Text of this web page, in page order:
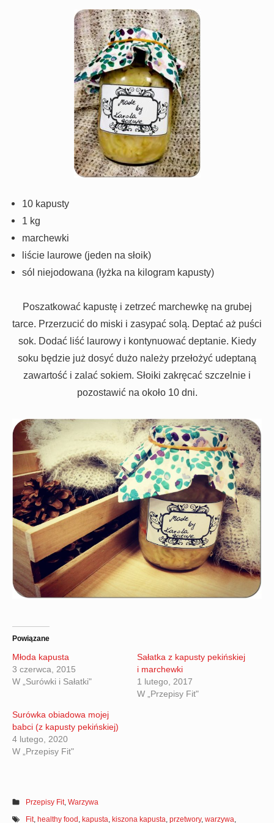
10 kapusty
1 kg
marchewki
liście laurowe (jeden na słoik)
sól niejodowana (łyżka na kilogram kapusty)
Poszatkować kapustę i zetrzeć marchewkę na grubej
tarce. Przerzucić do miski i zasypać solą. Deptać aż puści
sok. Dodać liść laurowy i kontynuować deptanie. Kiedy
soku będzie już dosyć dużo należy przełożyć udeptaną
zawartość i zalać sokiem. Słoiki zakręcać szczelnie i
pozostawić na około 10 dni.
Powiązane
Młoda kapusta
3 czerwca, 2015
W „Surówki i Sałatki"
Sałatka z kapusty pekińskiej
i marchewki
1 lutego, 2017
W „Przepisy Fit"
Surówka obiadowa mojej
babci (z kapusty pekińskiej)
4 lutego, 2020
W „Przepisy Fit"
Przepisy Fit,Warzywa
Fit,healthy food ,kapusta ,kiszona kapusta ,przetwory,warzywa